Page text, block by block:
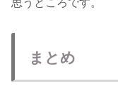
まとめ